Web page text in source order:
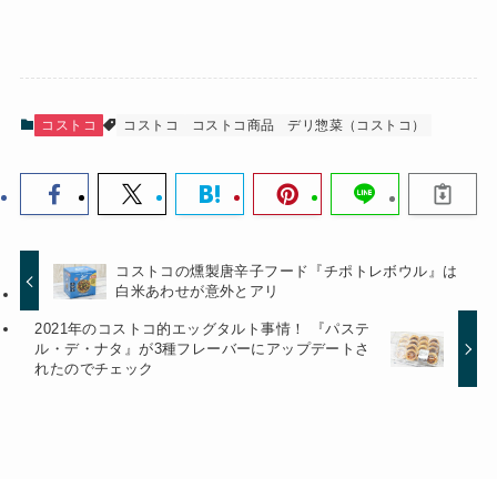
コストコ コストコ コストコ商品 デリ惣菜（コストコ）
コストコの燻製唐辛子フード『チポトレボウル』は
白米あわせが意外とアリ
2021年のコストコ的エッグタルト事情！ 『パステ
ル・デ・ナタ』が3種フレーバーにアップデートさ
れたのでチェック